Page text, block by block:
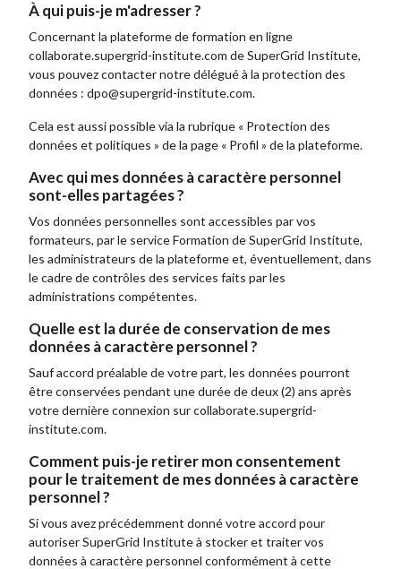
À qui puis-je m'adresser ?
Concernant la plateforme de formation en ligne
collaborate.supergrid-institute.com de SuperGrid Institute,
vous pouvez contacter notre délégué à la protection des
données : dpo@supergrid-institute.com.
Cela est aussi possible via la rubrique « Protection des
données et politiques » de la page « Profil » de la plateforme.
Avec qui mes données à caractère personnel
sont-elles partagées ?
Vos données personnelles sont accessibles par vos
formateurs, par le service Formation de SuperGrid Institute,
les administrateurs de la plateforme et, éventuellement, dans
le cadre de contrôles des services faits par les
administrations compétentes.
Quelle est la durée de conservation de mes
données à caractère personnel ?
Sauf accord préalable de votre part, les données pourront
être conservées pendant une durée de deux (2) ans après
votre dernière connexion sur collaborate.supergrid-
institute.com.
Comment puis-je retirer mon consentement
pour le traitement de mes données à caractère
personnel ?
Si vous avez précédemment donné votre accord pour
autoriser SuperGrid Institute à stocker et traiter vos
données à caractère personnel conformément à cette